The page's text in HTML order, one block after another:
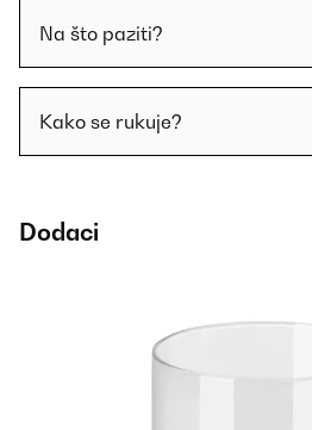
Na što paziti?
Kako se rukuje?
Dodaci